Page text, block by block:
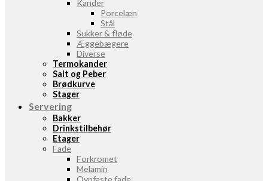
Kander
Porcelæn
Stål
Sukker & fløde
Æggebægere
Diverse
Termokander
Salt og Peber
Brødkurve
Stager
Servering
Bakker
Drinkstilbehør
Etager
Fade
Forkromet
Melamin
Ovnfaste fade